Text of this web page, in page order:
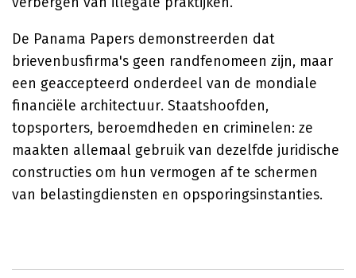
De Panama Papers demonstreerden dat
brievenbusfirma's geen randfenomeen zijn, maar
een geaccepteerd onderdeel van de mondiale
financiële architectuur. Staatshoofden,
topsporters, beroemdheden en criminelen: ze
maakten allemaal gebruik van dezelfde juridische
constructies om hun vermogen af te schermen
van belastingdiensten en opsporingsinstanties.